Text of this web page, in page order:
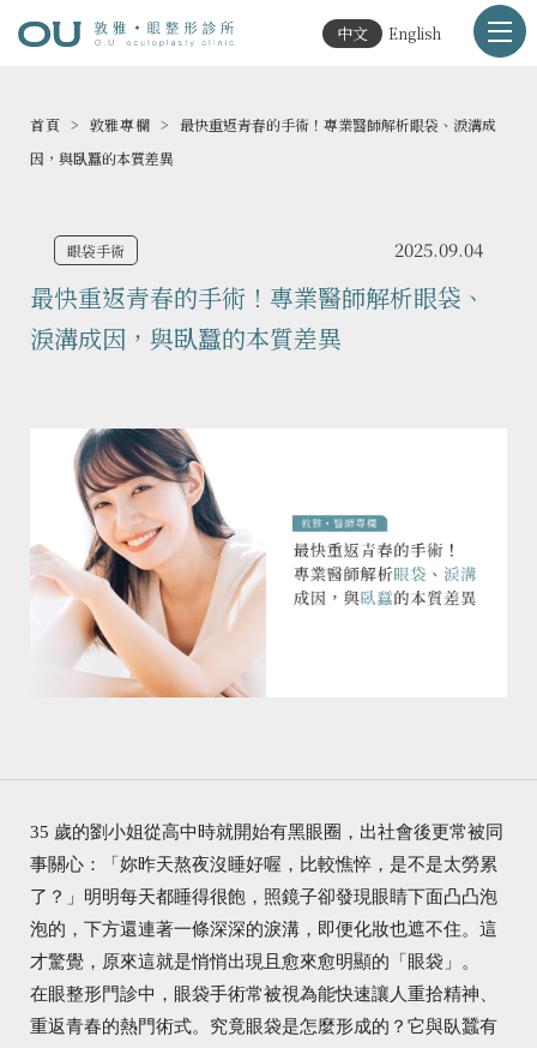
中文 English
首頁 敦雅專欄
最快重返青春的手術！專業醫師解析眼袋、淚溝成
因，與臥蠶的本質差異
眼袋手術 2025.09.04
最快重返青春的手術！專業醫師解析眼袋、
淚溝成因，與臥蠶的本質差異
35 歲的劉小姐從高中時就開始有黑眼圈，出社會後更常被同
事關心：「妳昨天熬夜沒睡好喔，比較憔悴，是不是太勞累
了？」明明每天都睡得很飽，照鏡子卻發現眼睛下面凸凸泡
泡的，下方還連著一條深深的淚溝，即便化妝也遮不住。這
才驚覺，原來這就是悄悄出現且愈來愈明顯的「眼袋」。
在眼整形門診中，眼袋手術常被視為能快速讓人重拾精神、
重返青春的熱門術式。究竟眼袋是怎麼形成的？它與臥蠶有